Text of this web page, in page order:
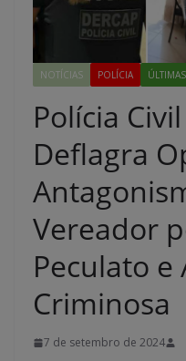
NOTÍCIAS POLÍCIA ÚLTIMAS
Polícia
Deflagra
Vereador
Peculato e
Criminosa
7 de setembro de 2024